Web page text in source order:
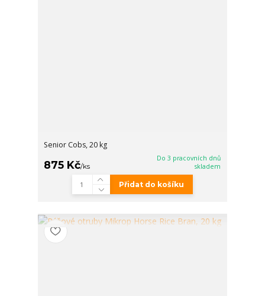
Senior Cobs, 20 kg
875 Kč/ks
Do 3 pracovních dnů
skladem
Přidat do košíku